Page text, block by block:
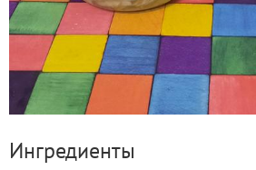
Ингредиенты